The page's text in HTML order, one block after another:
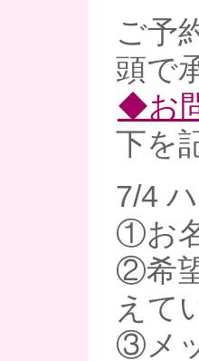
ご予
頭で
◆お
下を
7/4
①お
②希
えて
③メ